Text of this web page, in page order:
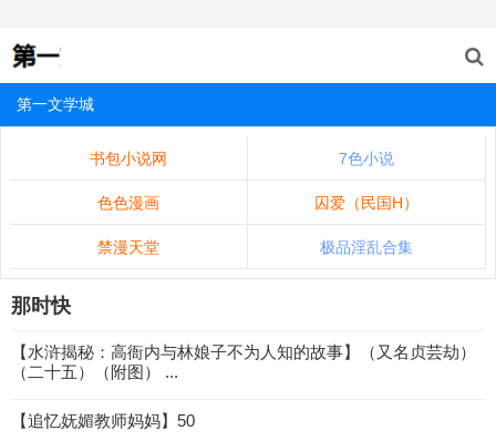
第一文学城
书包小说网 7色小说
色色漫画 囚爱（民国H）
禁漫天堂 极品淫乱合集
那时快
【水浒揭秘：高衙内与林娘子不为人知的故事】（又名贞芸劫）
（二十五）（附图） ...
【追忆妩媚教师妈妈】50